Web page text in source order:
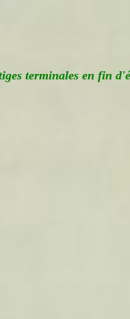
terminales en fin